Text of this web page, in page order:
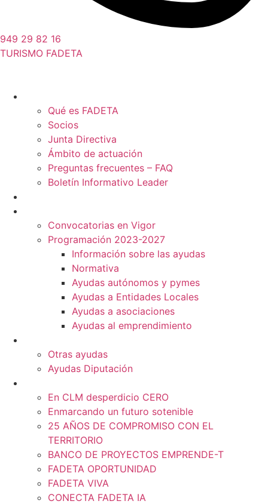
949 29 82 16
TURISMO FADETA
Qué es FADETA
Socios
Junta Directiva
Ámbito de actuación
Preguntas frecuentes – FAQ
Boletín Informativo Leader
Convocatorias en Vigor
Programación 2023-2027
Información sobre las ayudas
Normativa
Ayudas autónomos y pymes
Ayudas a Entidades Locales
Ayudas a asociaciones
Ayudas al emprendimiento
Otras ayudas
Ayudas Diputación
En CLM desperdicio CERO
Enmarcando un futuro sotenible
25 AÑOS DE COMPROMISO CON EL
TERRITORIO
BANCO DE PROYECTOS EMPRENDE-T
FADETA OPORTUNIDAD
FADETA VIVA
CONECTA FADETA IA